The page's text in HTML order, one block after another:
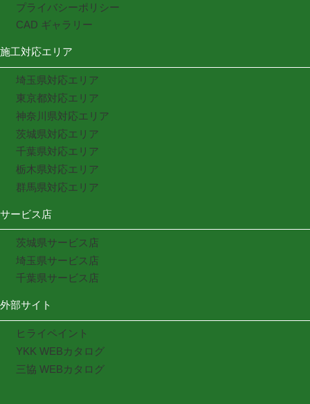
プライバシーポリシー
CAD ギャラリー
施工対応エリア
埼玉県対応エリア
東京都対応エリア
神奈川県対応エリア
茨城県対応エリア
千葉県対応エリア
栃木県対応エリア
群馬県対応エリア
サービス店
茨城県サービス店
埼玉県サービス店
千葉県サービス店
外部サイト
ヒライペイント
YKK WEBカタログ
三協 WEBカタログ